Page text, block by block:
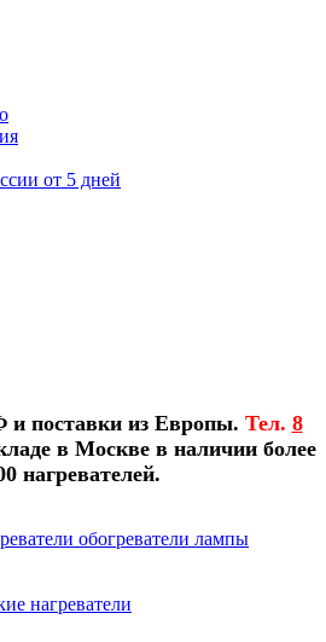
от 5 дней
и поставки из Европы. Тел. 8
в Москве в наличии более
нагревателей.
обогреватели лампы
нагреватели